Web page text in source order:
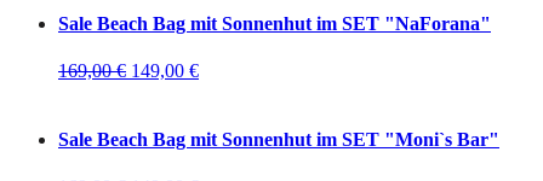
Sale Beach Bag mit Sonnenhut im SET "NaForana"
169,00€ 149,00 €
Sale Beach Bag mit Sonnenhut im SET "Moni`s Bar"